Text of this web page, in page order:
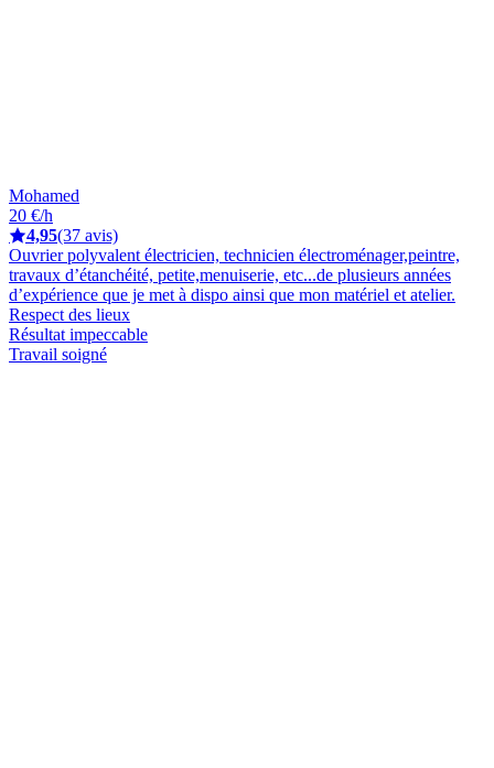
Mohamed
20 €/h
4,95(37 avis)
Ouvrier polyvalent électricien, technicien électroménager,peintre,
travaux d’étanchéité, petite,menuiserie, etc...de plusieurs années
d’expérience que je met à dispo ainsi que mon matériel et atelier.
Respect des lieux
Résultat impeccable
Travail soigné